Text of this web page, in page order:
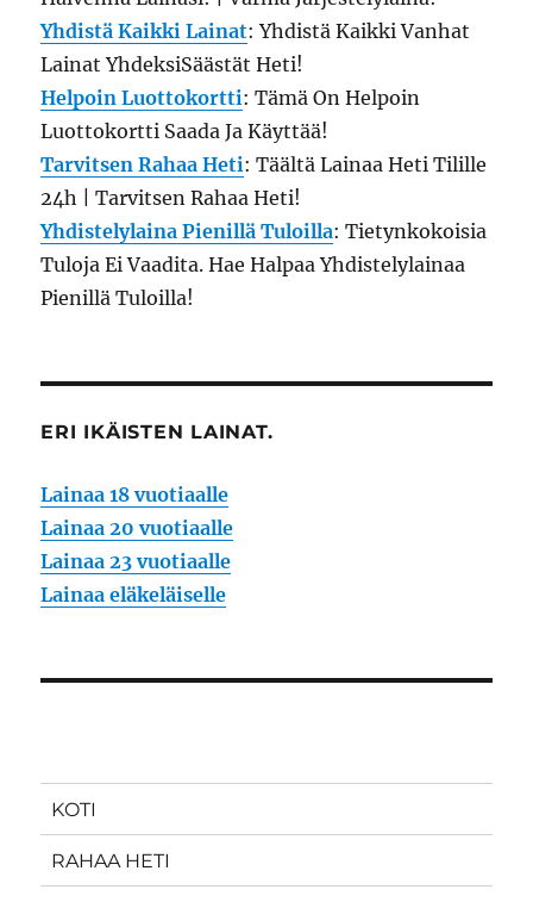
Yhdistä Kaikki Lainat: Yhdistä Kaikki Vanhat
Lainat YhdeksiSäästät Heti!
Helpoin Luottokortti: Tämä On Helpoin
Luottokortti Saada Ja Käyttää!
Tarvitsen Rahaa Heti: Täältä Lainaa Heti Tilille
24h | Tarvitsen Rahaa Heti!
Yhdistelylaina Pienillä Tuloilla: Tietynkokoisia
Tuloja Ei Vaadita. Hae Halpaa Yhdistelylainaa
Pienillä Tuloilla!
ERI IKÄISTEN LAINAT.
Lainaa 18 vuotiaalle
Lainaa 20 vuotiaalle
Lainaa 23 vuotiaalle
Lainaa eläkeläiselle
KOTI
RAHAA HETI